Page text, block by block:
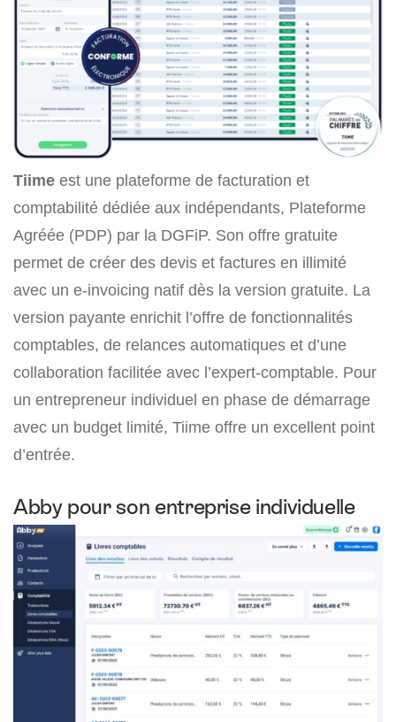
Tiime est une plateforme de facturation et
comptabilité dédiée aux indépendants, Plateforme
Agréée (PDP) par la DGFiP. Son offre gratuite
permet de créer des devis et factures en illimité
avec un e-invoicing natif dès la version gratuite. La
version payante enrichit l’offre de fonctionnalités
comptables, de relances automatiques et d’une
collaboration facilitée avec l’expert-comptable. Pour
un entrepreneur individuel en phase de démarrage
avec un budget limité, Tiime offre un excellent point
d’entrée.
Abby pour son entreprise individuelle